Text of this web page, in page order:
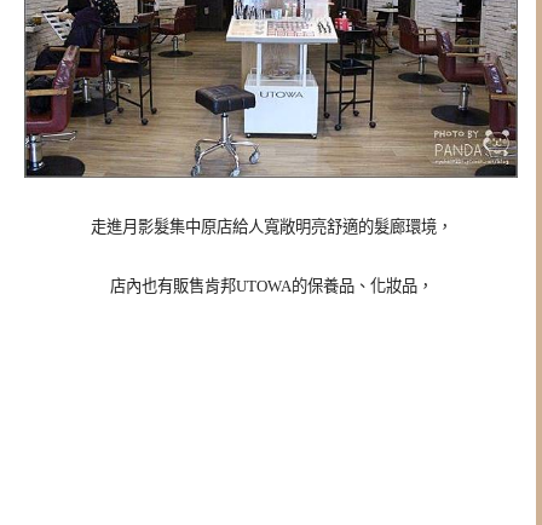
走進月影髮集中原店給人寬敞明亮舒適的髮廊環境，
店內也有販售肯邦UTOWA的保養品、化妝品，